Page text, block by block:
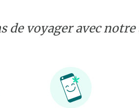
de voyager avec